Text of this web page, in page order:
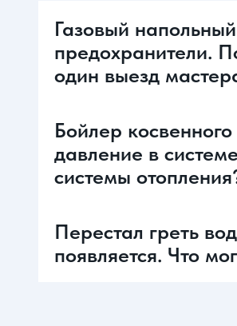
Газовый
предохранители.
один выезд
Бойлер
давление в
системы
Перестал греть
появляется. Что